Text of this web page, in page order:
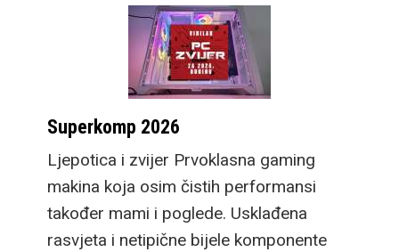
Superkomp 2026
Ljepotica i zvijer Prvoklasna gaming
makina koja osim čistih performansi
također mami i poglede. Usklađena
rasvjeta i netipične bijele komponente